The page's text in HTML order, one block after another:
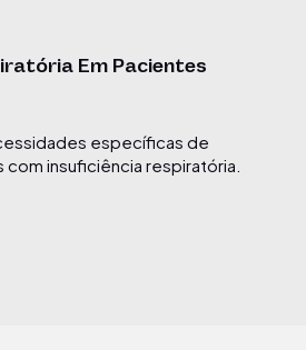
Em Pacientes
específicas de
insuficiência respiratória.